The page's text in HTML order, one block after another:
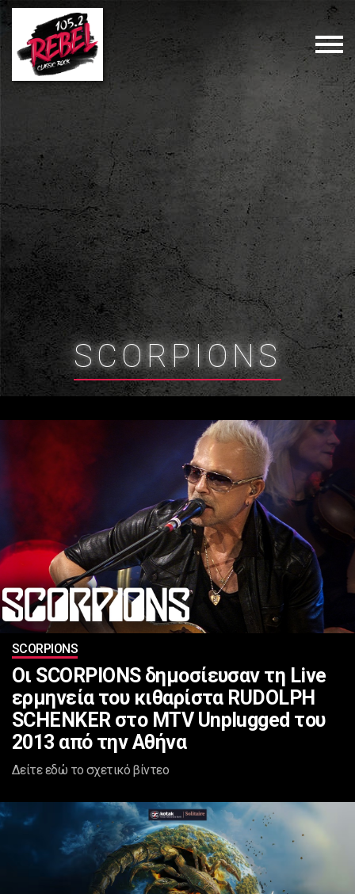
SCORPIONS
SCORPIONS
Οι SCORPIONS δημοσίευσαν τη Live
ερμηνεία του κιθαρίστα RUDOLPH
SCHENKER στο MTV Unplugged του
2013 από την Αθήνα
Δείτε εδώ το σχετικό βίντεο